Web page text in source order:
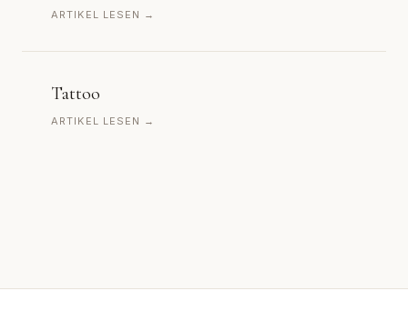
ARTIKEL LESEN →
Tattoo
ARTIKEL LESEN →